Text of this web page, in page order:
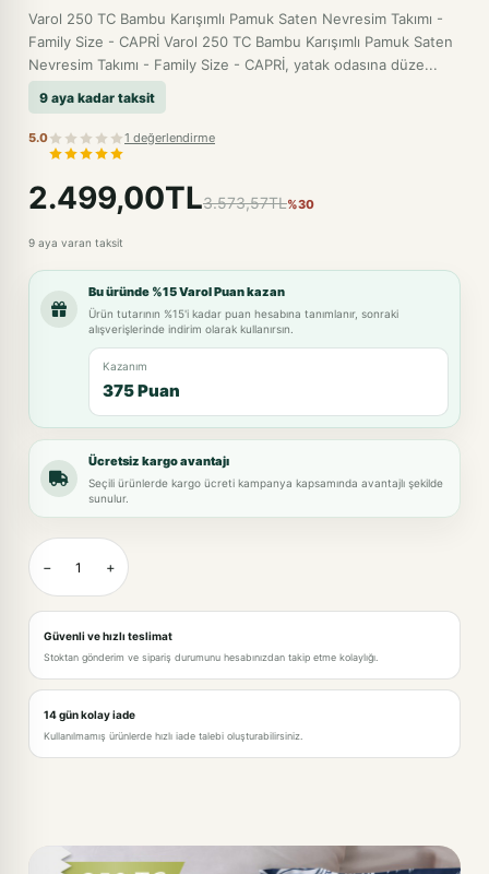
Varol 250 TC Bambu Karışımlı Pamuk Saten Nevresim Takımı -
Family Size - CAPRİ Varol 250 TC Bambu Karışımlı Pamuk Saten
Nevresim Takımı - Family Size - CAPRİ, yatak odasına düze...
9 aya kadar taksit
5.0 1 değerlendirme
2.499,00TL3.573,57TL%30
9 aya varan taksit
Bu üründe %15 Varol Puan kazan
Ürün tutarının %15'i kadar puan hesabına tanımlanır, sonraki
alışverişlerinde indirim olarak kullanırsın.
Kazanım
375 Puan
Ücretsiz kargo avantajı
Seçili ürünlerde kargo ücreti kampanya kapsamında avantajlı şekilde
sunulur.
− +
Güvenli ve hızlı teslimat
Stoktan gönderim ve sipariş durumunu hesabınızdan takip etme kolaylığı.
14 gün kolay iade
Kullanılmamış ürünlerde hızlı iade talebi oluşturabilirsiniz.